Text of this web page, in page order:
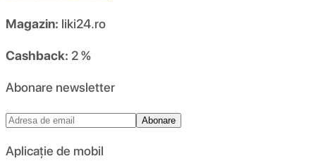
Magazin: liki24.ro
Cashback: 2 %
Abonare newsletter
Abonare
Aplicație de mobil